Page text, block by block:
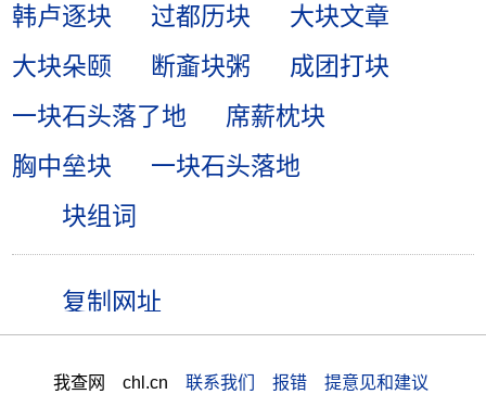
韩卢逐块
过都历块
大块文章
大块朵颐
断齑块粥
成团打块
一块石头落了地
席薪枕块
胸中垒块
一块石头落地
块组词
我查网 chl.cn 联系我们 报错 提意见和建议